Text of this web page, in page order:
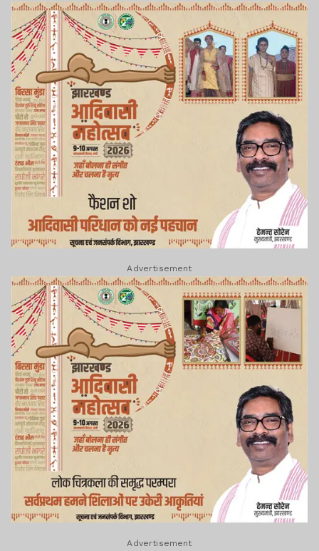
Advertisement
Advertisement